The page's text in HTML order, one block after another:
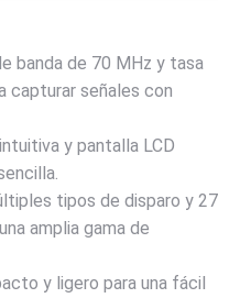
banda de 70 MHz y tasa
capturar señales con
y pantalla LCD
tipos de disparo y 27
amplia gama de
y ligero para una fácil